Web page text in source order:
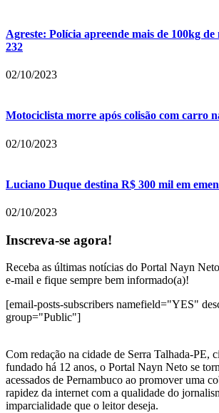
Agreste: Polícia apreende mais de 100kg
232
02/10/2023
Motociclista morre após colisão com carro
02/10/2023
Luciano Duque destina R$ 300 mil em
02/10/2023
Inscreva-se agora!
Receba as últimas notícias do Portal Nayn
e-mail e fique sempre bem informado(a)!
[email-posts-subscribers namefield="YES"
group="Public"]
Com redação na cidade de Serra Talhada-PE,
fundado há 12 anos, o Portal Nayn Neto se
acessados de Pernambuco ao promover uma
rapidez da internet com a qualidade do
imparcialidade que o leitor deseja.